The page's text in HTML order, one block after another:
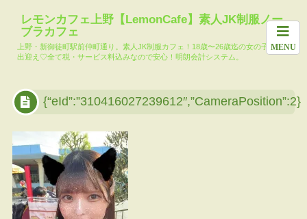
ホーム 料金システム 求人 女の子一覧
月間イベント
本日の出勤キ
ャスト
メール会員登
録
ブログ
リー池島
MENU
レモンカフェ上野【LemonCafe】素人JK制服ノー
ブラカフェ
上野・新御徒町駅前仲町通り。素人JK制服カフェ！18歳〜26歳迄の女の子達がお
出迎え♡全て税・サービス料込みなので安心！明朗会計システム。
{“eId”:”310416027239612″,”CameraPosition”:2}